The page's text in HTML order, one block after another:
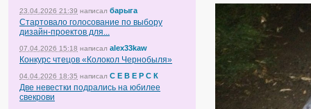
23.04.2026 21:39 написал барыга
Стартовало голосование по выбору
дизайн-проектов для...
07.04.2026 15:18 написал alex33kaw
Конкурс чтецов «Колокол Чернобыля»
04.04.2026 18:35 написал С Е В Е Р С К
Две невестки подрались на юбилее
свекрови